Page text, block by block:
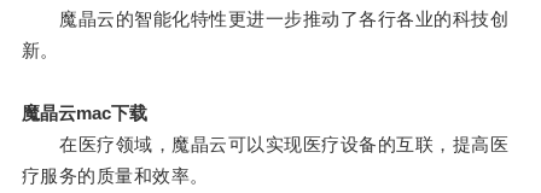
魔晶云的智能化特性更进一步推动了各行各业的科技创
新。
魔晶云mac下载
在医疗领域，魔晶云可以实现医疗设备的互联，提高医
疗服务的质量和效率。